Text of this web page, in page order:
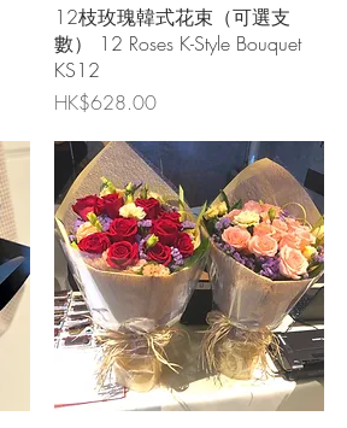
快速瀏覽
12枝玫瑰韓式花束（可選支
數） 12 Roses K-Style Bouquet
KS12
價格
HK$628.00